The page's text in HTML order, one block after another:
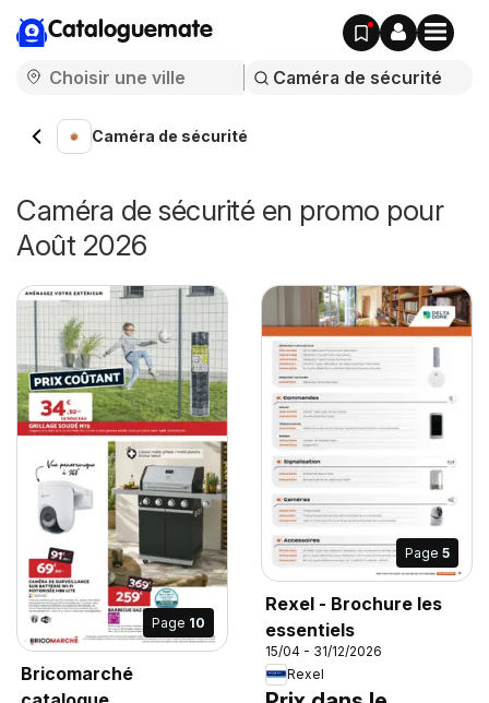
Cataloguemate
Caméra de sécurité
Caméra de sécurité en promo pour
Août 2026
Page 10
Bricomarché
Page 5
Rexel - Brochure les
essentiels
15/04 - 31/12/2026
Rexel